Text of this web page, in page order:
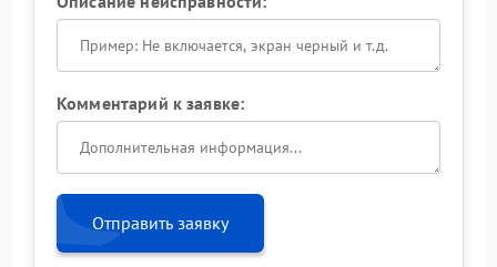
Комментарий к заявке:
Отправить заявку